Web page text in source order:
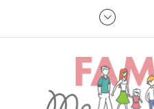
Panneau de gestion des cookies